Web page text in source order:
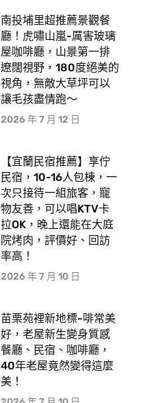
南投埔里超推薦景觀餐
廳！虎嘯山嵐-厲害玻璃
屋咖啡廳，山景第一排
遼闊視野，180度絕美的
視角，無敵大草坪可以
讓毛孩盡情跑〜
2026 年 7 月 12 日
【宜蘭民宿推薦】享佇
民宿，10-16人包棟，一
次只接待一組旅客，寵
物友善，可以唱KTV卡
拉OK，晚上還能在大庭
院烤肉，評價好、回訪
率高！
2026 年 7 月 10 日
苗栗苑裡新地標-啡常美
好，老屋新生變身質感
餐廳、民宿、咖啡廳，
40年老屋竟然變得這麼
美！